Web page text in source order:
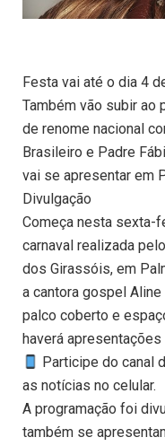
Festa vai até o dia 4
Também vão subir
de renome nacional
Brasileiro e Padre
vai se apresentar em
Divulgação
Começa nesta sexta-
carnaval realizada
dos Girassóis, em
a cantora gospel
palco coberto e
haverá
Participe do canal
as notícias no celular.
A programação foi
também se